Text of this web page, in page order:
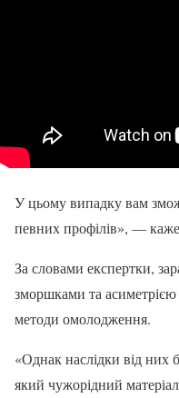
У цьому випадку вам
певних профілів», —
За словами експертки,
зморшками та
методи омолодження.
«Однак наслідки від
який чужорідний